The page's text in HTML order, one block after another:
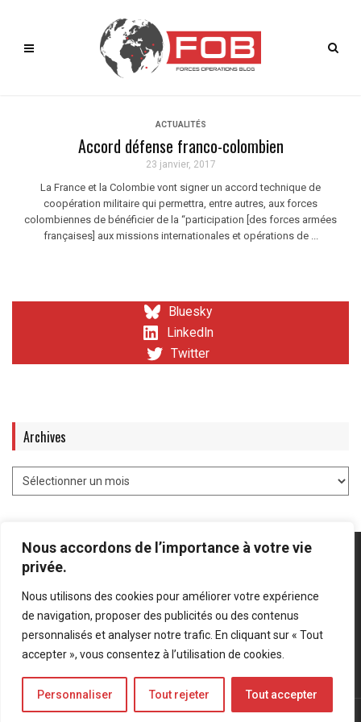
Nous accordons de l’importance à votre vie
privée.
Nous utilisons des cookies pour améliorer votre expérience
de navigation, proposer des publicités ou des contenus
personnalisés et analyser notre trafic. En cliquant sur « Tout
accepter », vous consentez à l’utilisation de cookies.
Personnaliser Tout rejeter Tout accepter
ACTUALITÉS
Accord défense franco-colombien
23 janvier, 2017
La France et la Colombie vont signer un accord technique de
coopération militaire qui permettra, entre autres, aux forces
colombiennes de bénéficier de la “participation [des forces armées
françaises] aux missions internationales et opérations de ...
Bluesky
LinkedIn
Twitter
Archives
Mentions légales Politique de confidentialité
Bluesky
LinkedIn
Twitter
© Forces Operations Blog - 2022